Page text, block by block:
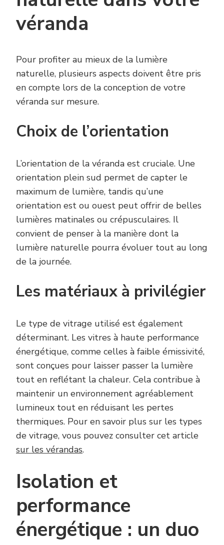
véranda
Pour profiter au mieux de la lumière
naturelle, plusieurs aspects doivent être pris
en compte lors de la conception de votre
véranda sur mesure.
Choix de l’orientation
L’orientation de la véranda est cruciale. Une
orientation plein sud permet de capter le
maximum de lumière, tandis qu’une
orientation est ou ouest peut offrir de belles
lumières matinales ou crépusculaires. Il
convient de penser à la manière dont la
lumière naturelle pourra évoluer tout au long
de la journée.
Les matériaux à privilégier
Le type de vitrage utilisé est également
déterminant. Les vitres à haute performance
énergétique, comme celles à faible émissivité,
sont conçues pour laisser passer la lumière
tout en reflétant la chaleur. Cela contribue à
maintenir un environnement agréablement
lumineux tout en réduisant les pertes
thermiques. Pour en savoir plus sur les types
de vitrage, vous pouvez consulter cet article
sur les vérandas.
Isolation et
performance
énergétique : un duo